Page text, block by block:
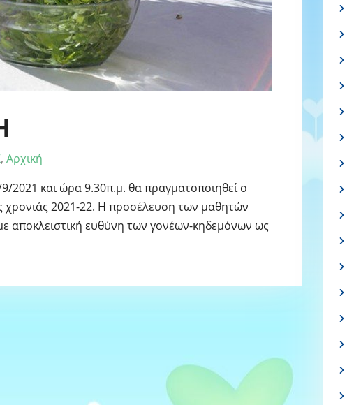
, Αρχική
2021 και ώρα 9.30π.μ. θα πραγματοποιηθεί ο
χρονιάς 2021-22. Η προσέλευση των μαθητών
αποκλειστική ευθύνη των γονέων-κηδεμόνων ως